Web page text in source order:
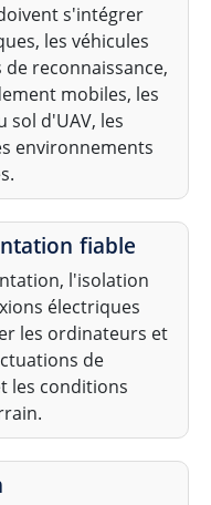
s'intégrer
les véhicules
reconnaissance,
mobiles, les
sol d'UAV, les
environnements
fiable
l'isolation
électriques
les ordinateurs et
de
les conditions